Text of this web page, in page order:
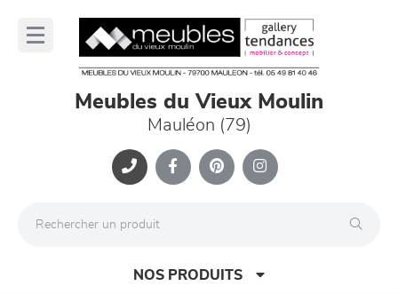
Meubles du Vieux Moulin
Mauléon (79)
NOS PRODUITS